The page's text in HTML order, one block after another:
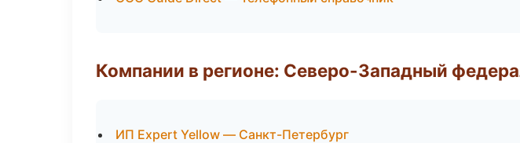
Компании в регионе: Северо-Западный
ИП Expert Yellow — Санкт-Петербург